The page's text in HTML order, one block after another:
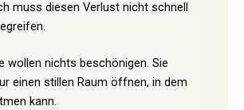
muss diesen Verlust nicht schnell
wollen nichts beschönigen. Sie
einen stillen Raum öffnen, in dem
kann.